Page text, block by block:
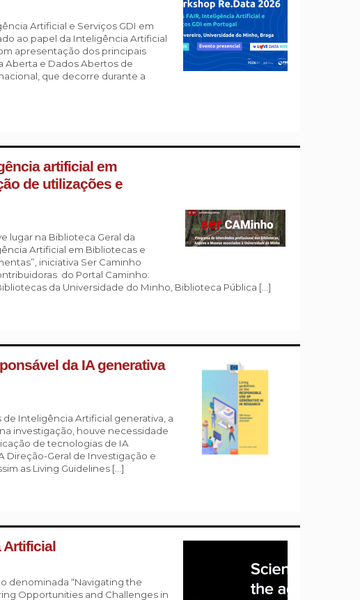
Artificial e Serviços GDI em
ao papel da Inteligência Artificial
apresentação dos principais
Aberta e Dados Abertos de
que decorre durante a
artificial em
de utilizações e
lugar na Biblioteca Geral da
Artificial em Bibliotecas e
iniciativa Ser Caminho
do Portal Caminho:
da Universidade do Minho, Biblioteca Pública […]
da IA generativa
Inteligência Artificial generativa, a
investigação, houve necessidade
de tecnologias de IA
Direção-Geral de Investigação e
as Living Guidelines […]
Artificial
denominada “Navigating the
Opportunities and Challenges in